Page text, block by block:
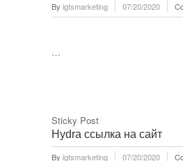
By igtsmarketing 07/20/2020
…
Sticky Post
Hydra ссылка на сайт
By igtsmarketing 07/20/2020